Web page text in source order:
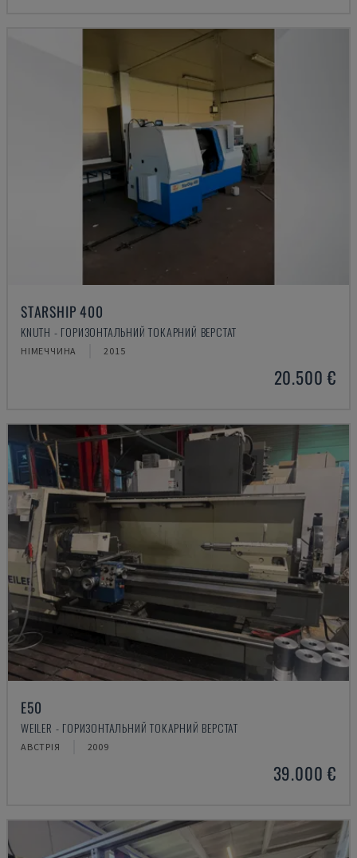
STARSHIP 400
KNUTH - ГОРИЗОНТАЛЬНИЙ ТОКАРНИЙ ВЕРСТАТ
НІМЕЧЧИНА 2015
20.500 €
E50
WEILER - ГОРИЗОНТАЛЬНИЙ ТОКАРНИЙ ВЕРСТАТ
АВСТРІЯ 2009
39.000 €